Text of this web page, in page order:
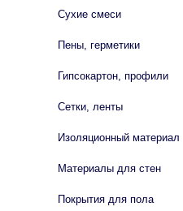
Сухие смеси
Пены, герметики
Гипсокартон, профили
Сетки, ленты
Изоляционный материал
Материалы для стен
Покрытия для пола